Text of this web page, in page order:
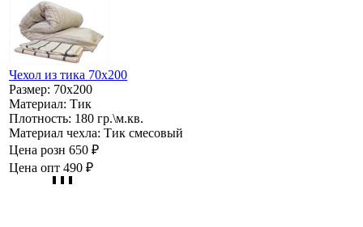
Чехол из тика 70х200
Размер: 70х200
Материал: Тик
Плотность: 180 гр.\м.кв.
Материал чехла: Тик смесовый
Цена розн 650 ₽
Цена опт 490 ₽